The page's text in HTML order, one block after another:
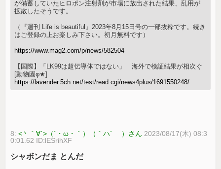
が備蓄していたヒロポン注射剤が市場に放出された結果、乱用が
拡散したそうです。
（『週刊 Life is beautiful』2023年8月15日号の一部抜粋です。続き
はご登録の上お楽しみ下さい。初月無料です）
https://www.mag2.com/p/news/582504
【国際】「LK99は超伝導体ではない」 海外で検証結果が相次ぐ
[動物園φ★]
https://lavender.5ch.net/test/read.cgi/news4plus/1691550248/
8:<丶｀∀´>（´・ω・｀）（｀ハ´ ）さん 2023/08/17(木) 08:3
0:01.62 ID:lESrihXF
シャボンだま とんだ